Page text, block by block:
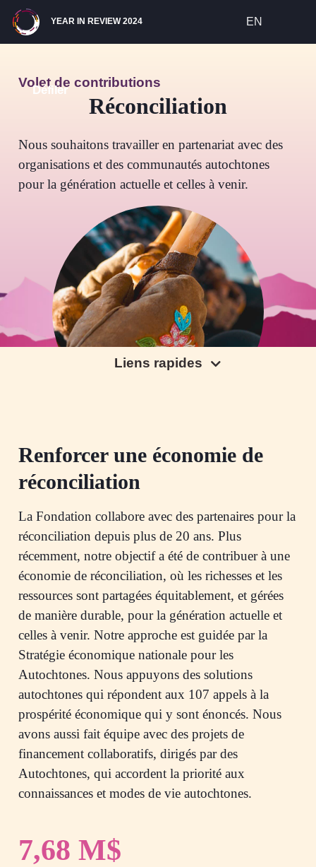
Site Navigation
YEAR IN REVIEW 2024 EN
Défiler
Volet de contributions
Réconciliation
Nous souhaitons travailler en partenariat avec des
organisations et des communautés autochtones
pour la génération actuelle et celles à venir.
Liens rapides
Renforcer une économie de
réconciliation
La Fondation collabore avec des partenaires pour la
réconciliation depuis plus de 20 ans. Plus
récemment, notre objectif a été de contribuer à une
économie de réconciliation, où les richesses et les
ressources sont partagées équitablement, et gérées
de manière durable, pour la génération actuelle et
celles à venir. Notre approche est guidée par la
Stratégie économique nationale pour les
Autochtones. Nous appuyons des solutions
autochtones qui répondent aux 107 appels à la
prospérité économique qui y sont énoncés. Nous
avons aussi fait équipe avec des projets de
financement collaboratifs, dirigés par des
Autochtones, qui accordent la priorité aux
connaissances et modes de vie autochtones.
7,68 M$